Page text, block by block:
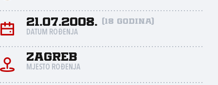
21.07.2008. (18 godina)
DATUM ROĐENJA
Zagreb
MJESTO ROĐENJA